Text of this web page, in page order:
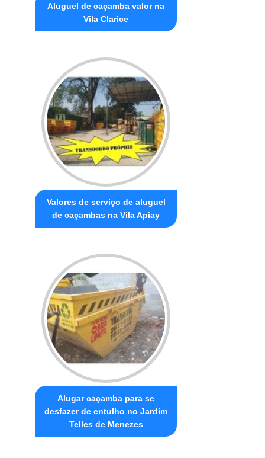
Aluguel de caçamba valor na
Vila Clarice
Valores de serviço de aluguel
de caçambas na Vila Apiay
Alugar caçamba para se
desfazer de entulho no Jardim
Telles de Menezes